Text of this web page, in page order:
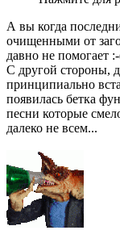
А вы когда
очищенными от
давно не помогает
С другой стороны,
принципиально
появилась бетка
песни которые
далеко не всем...